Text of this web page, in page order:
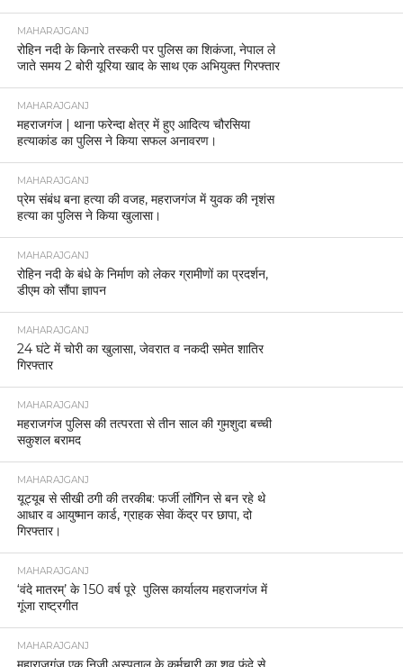
MAHARAJGANJ
रोहिन नदी के किनारे तस्करी पर पुलिस का शिकंजा, नेपाल ले
जाते समय 2 बोरी यूरिया खाद के साथ एक अभियुक्त गिरफ्तार
MAHARAJGANJ
महराजगंज | थाना फरेन्दा क्षेत्र में हुए आदित्य चौरसिया
हत्याकांड का पुलिस ने किया सफल अनावरण।
MAHARAJGANJ
प्रेम संबंध बना हत्या की वजह, महराजगंज में युवक की नृशंस
हत्या का पुलिस ने किया खुलासा।
MAHARAJGANJ
रोहिन नदी के बंधे के निर्माण को लेकर ग्रामीणों का प्रदर्शन,
डीएम को सौंपा ज्ञापन
MAHARAJGANJ
24 घंटे में चोरी का खुलासा, जेवरात व नकदी समेत शातिर
गिरफ्तार
MAHARAJGANJ
महराजगंज पुलिस की तत्परता से तीन साल की गुमशुदा बच्ची
सकुशल बरामद
MAHARAJGANJ
यूट्यूब से सीखी ठगी की तरकीब: फर्जी लॉगिन से बन रहे थे
आधार व आयुष्मान कार्ड, ग्राहक सेवा केंद्र पर छापा, दो
गिरफ्तार।
MAHARAJGANJ
‘वंदे मातरम्’ के 150 वर्ष पूरे पुलिस कार्यालय महराजगंज में
गूंजा राष्ट्रगीत
MAHARAJGANJ